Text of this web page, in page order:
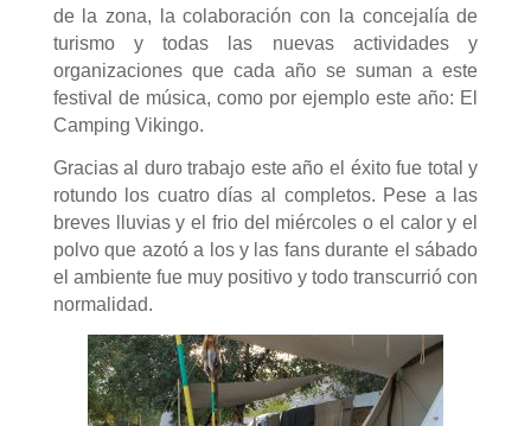
de la zona, la colaboración con la concejalía de
turismo y todas las nuevas actividades y
organizaciones que cada año se suman a este
festival de música, como por ejemplo este año: El
Camping Vikingo.
Gracias al duro trabajo este año el éxito fue total y
rotundo los cuatro días al completos. Pese a las
breves lluvias y el frio del miércoles o el calor y el
polvo que azotó a los y las fans durante el sábado
el ambiente fue muy positivo y todo transcurrió con
normalidad.